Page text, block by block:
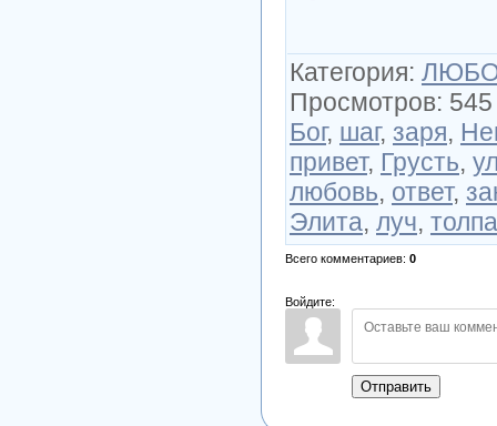
Категория:
Просмотров: 545
Бог, шаг, заря,
привет, Грусть,
любовь, ответ,
Элита, луч, толпа
Всего комментариев: 0
Войдите:
Отправить